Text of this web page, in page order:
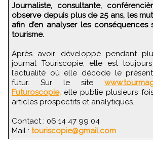
Journaliste, consultante, conférencière, Josette Sicsic
observe depuis plus de 25 ans, les
afin d’en analyser les
tourisme.
Après avoir développé pendant
journal Touriscopie, elle est
l’actualité où elle décode le
futur. Sur le site
Futuroscopie, elle publie plusieurs
articles prospectifs et analytiques.
Contact : 06 14 47 99 04
Mail : touriscopie@gmail.com